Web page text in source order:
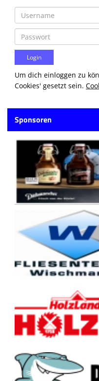
Um dich einloggen zu
Cookies' gesetzt sein.
Sponsoren